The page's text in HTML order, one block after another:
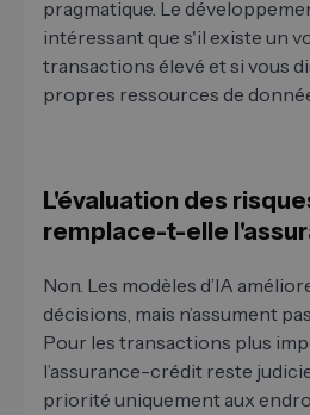
pragmatique. Le
intéressant que s'il existe un
transactions élevé et si vous
propres ressources de
L'évaluation des
remplace-t-elle
Non. Les modèles d’IA
décisions, mais n’assument
Pour les transactions plus
l’assurance-crédit reste
priorité uniquement aux